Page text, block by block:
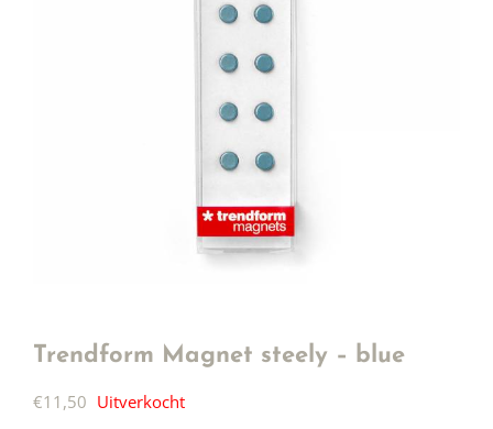
Trendform Magnet steely – blue
€11,50 Uitverkocht